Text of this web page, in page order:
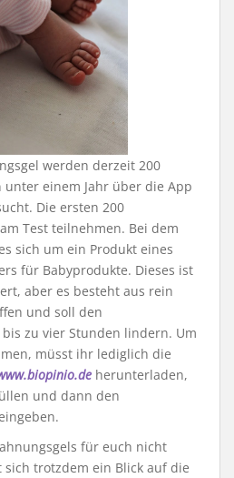
werden derzeit 200
einem Jahr über die App
Die ersten 200
Test teilnehmen. Bei dem
sich um ein Produkt eines
für Babyprodukte. Dieses ist
aber es besteht aus rein
und soll den
zu vier Stunden lindern. Um
müsst ihr lediglich die
herunterladen,
und dann den
für euch nicht
trotzdem ein Blick auf die